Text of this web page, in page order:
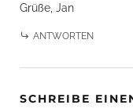
Grüße, Jan
ANTWORTEN
SCHREIBE